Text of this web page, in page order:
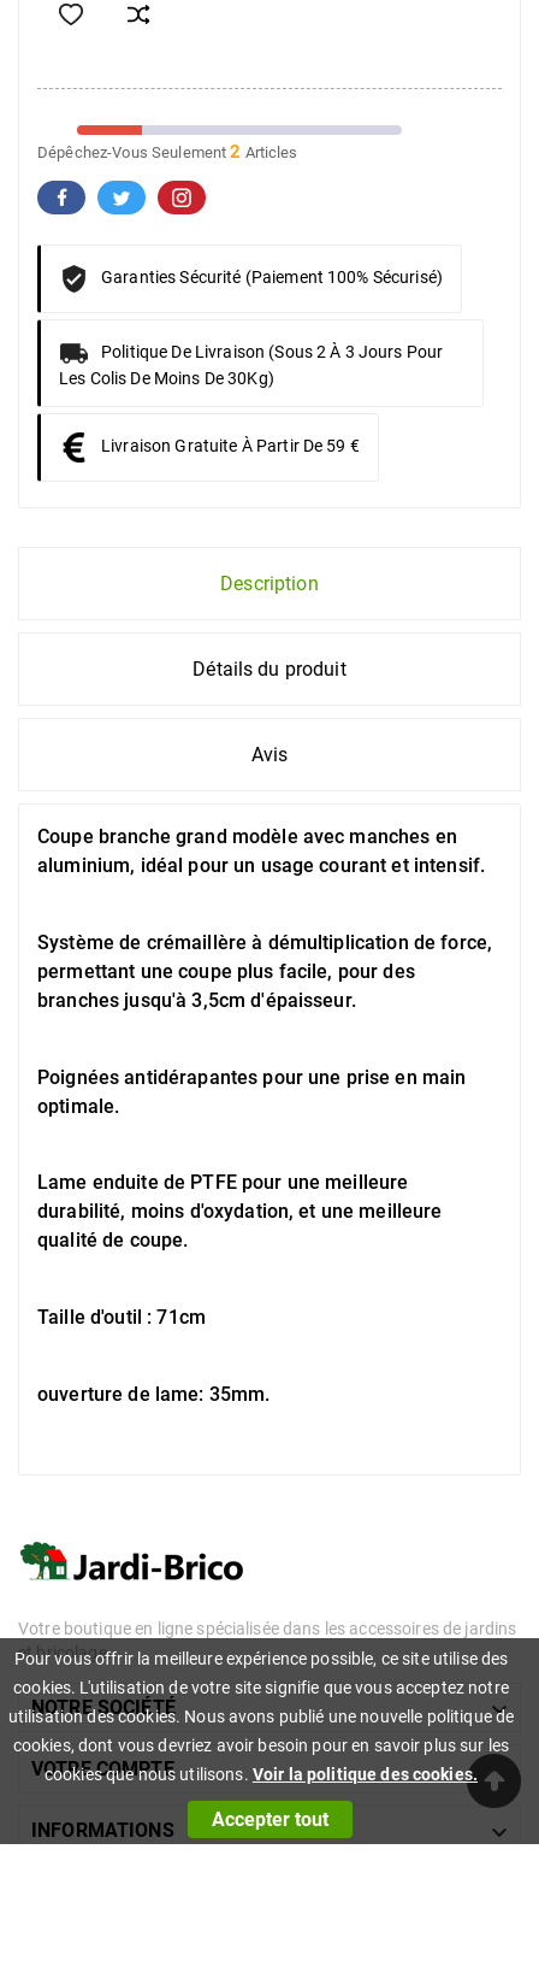
Pour vous offrir la meilleure expérience possible, ce site utilise des
cookies. L'utilisation de votre site signifie que vous acceptez notre
utilisation des cookies. Nous avons publié une nouvelle politique de
cookies, dont vous devriez avoir besoin pour en savoir plus sur les
cookies que nous utilisons. Voir la politique des cookies.
Accepter tout
Dépêchez-Vous Seulement2 Articles
Garanties Sécurité (Paiement 100% Sécurisé)
Politique De Livraison (sous 2 À 3 Jours Pour
Les Colis De Moins De 30Kg)
Livraison Gratuite À Partir De 59 €
Description
Détails du produit
Avis
Coupe branche grand modèle avec manches en
aluminium, idéal pour un usage courant et intensif.
Système de crémaillère à démultiplication de force,
permettant une coupe plus facile, pour des
branches jusqu'à 3,5cm d'épaisseur.
Poignées antidérapantes pour une prise en main
optimale.
Lame enduite de PTFE pour une meilleure
durabilité, moins d'oxydation, et une meilleure
qualité de coupe.
Taille d'outil : 71cm
ouverture de lame: 35mm.
Votre boutique en ligne spécialisée dans les accessoires de jardins
et bricolage.
NOTRE SOCIÉTÉ 
VOTRE COMPTE 
INFORMATIONS 